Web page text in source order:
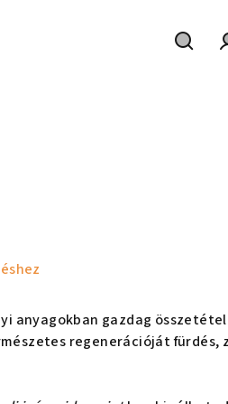
anyagokban gazdag
regenerációját fürdés,